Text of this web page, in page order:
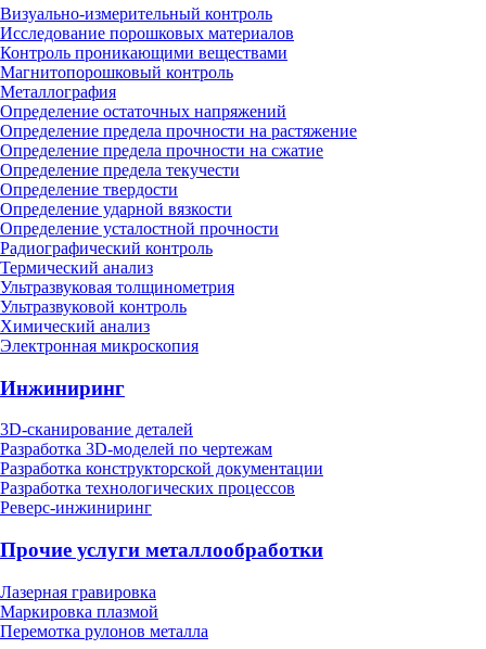
Визуально-измерительный контроль
Исследование порошковых материалов
Контроль проникающими веществами
Магнитопорошковый контроль
Металлография
Определение остаточных напряжений
Определение предела прочности на растяжение
Определение предела прочности на сжатие
Определение предела текучести
Определение твердости
Определение ударной вязкости
Определение усталостной прочности
Радиографический контроль
Термический анализ
Ультразвуковая толщинометрия
Ультразвуковой контроль
Химический анализ
Электронная микроскопия
Инжиниринг
3D-сканирование деталей
Разработка 3D-моделей по чертежам
Разработка конструкторской документации
Разработка технологических процессов
Реверс-инжиниринг
Прочие услуги металлообработки
Лазерная гравировка
Маркировка плазмой
Перемотка рулонов металла